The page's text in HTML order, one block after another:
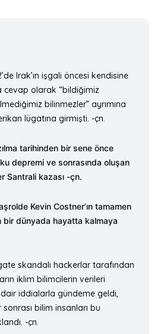
Irak’ın işgali öncesi kendisine
cevap olarak “bildiğimiz
bilinmezler” ayrımına
lügatına girmişti. -çn.
tarihinden bir sene önce
depremi ve sonrasında oluşan
Santrali kazası -çn.
Kevin Costner’ın tamamen
bir dünyada hayatta kalmaya
skandalı hackerlar tarafından
iklim bilimcilerin verileri
iddialarla gündeme geldi,
bilim insanları bu
-çn.